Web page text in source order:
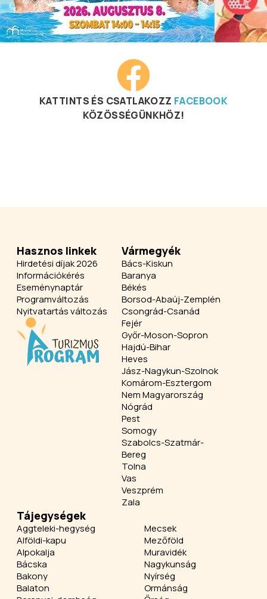
KATTINTS ÉS CSATLAKOZZ FACEBOOK
KÖZÖSSÉGÜNKHÖZ!
Hasznos linkek
Hirdetési díjak 2026
Információkérés
Eseménynaptár
Programváltozás
Nyitvatartás változás
Vármegyék
Bács-Kiskun
Baranya
Békés
Borsod-Abaúj-Zemplén
Csongrád-Csanád
Fejér
Győr-Moson-Sopron
Hajdú-Bihar
Heves
Jász-Nagykun-Szolnok
Komárom-Esztergom
Nem Magyarország
Nógrád
Pest
Somogy
Szabolcs-Szatmár-
Bereg
Tolna
Vas
Veszprém
Zala
Tájegységek
Aggteleki-hegység
Alföldi-kapu
Alpokalja
Bácska
Bakony
Balaton
Mecsek
Mezőföld
Muravidék
Nagykunság
Nyírség
Ormánság